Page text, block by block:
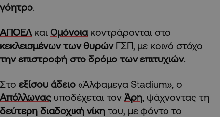
γόητρο.
ΑΠΟΕΛ και Ομόνοιακοντράρονται στο
κεκλεισμένων των θυρώνΓΣΠ, με κοινό στόχο
την επιστροφή στο δρόμο των επιτυχιών.
Στο εξίσου άδειο «Άλφαμεγα Stadium», ο
Απόλλωνας υποδέχεται τον Άρη, ψάχνοντας τη
δεύτερη διαδοχική νίκη του, με φόντο το